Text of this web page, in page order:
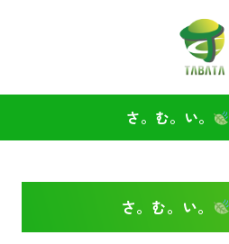
さ。む。い。
さ。む。い。